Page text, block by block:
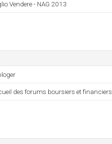
Vendere - NAG 2013
des forums boursiers et financiers